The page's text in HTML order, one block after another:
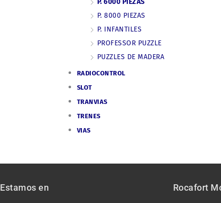
P. 6000 PIEZAS
P. 8000 PIEZAS
P. INFANTILES
PROFESSOR PUZZLE
PUZZLES DE MADERA
RADIOCONTROL
SLOT
TRANVIAS
TRENES
VIAS
Estamos en Rocafort